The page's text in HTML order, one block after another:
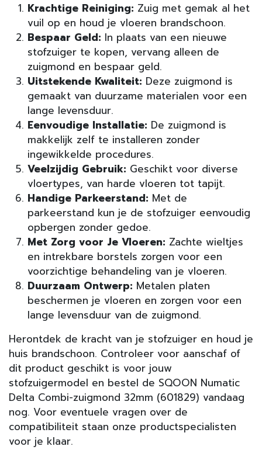
Krachtige Reiniging: Zuig met gemak al het
vuil op en houd je vloeren brandschoon.
Bespaar Geld: In plaats van een nieuwe
stofzuiger te kopen, vervang alleen de
zuigmond en bespaar geld.
Uitstekende Kwaliteit: Deze zuigmond is
gemaakt van duurzame materialen voor een
lange levensduur.
Eenvoudige Installatie: De zuigmond is
makkelijk zelf te installeren zonder
ingewikkelde procedures.
Veelzijdig Gebruik: Geschikt voor diverse
vloertypes, van harde vloeren tot tapijt.
Handige Parkeerstand: Met de
parkeerstand kun je de stofzuiger eenvoudig
opbergen zonder gedoe.
Met Zorg voor Je Vloeren: Zachte wieltjes
en intrekbare borstels zorgen voor een
voorzichtige behandeling van je vloeren.
Duurzaam Ontwerp: Metalen platen
beschermen je vloeren en zorgen voor een
lange levensduur van de zuigmond.
Herontdek de kracht van je stofzuiger en houd je
huis brandschoon. Controleer voor aanschaf of
dit product geschikt is voor jouw
stofzuigermodel en bestel de SQOON Numatic
Delta Combi-zuigmond 32mm (601829) vandaag
nog. Voor eventuele vragen over de
compatibiliteit staan onze productspecialisten
voor je klaar.